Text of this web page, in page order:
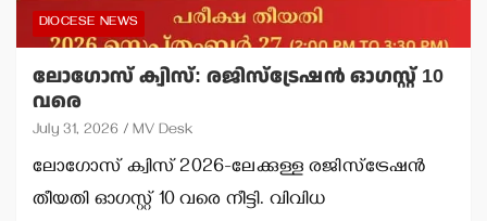
DIOCESE NEWS
ലോഗോസ് ക്വിസ്: രജിസ്‌ട്രേഷന്‍ ഓഗസ്റ്റ് 10
വരെ
July 31, 2026 MV Desk
ലോഗോസ് ക്വിസ് 2026-ലേക്കുള്ള രജിസ്‌ട്രേഷന്‍
തീയതി ഓഗസ്റ്റ് 10 വരെ നീട്ടി. വിവിധ